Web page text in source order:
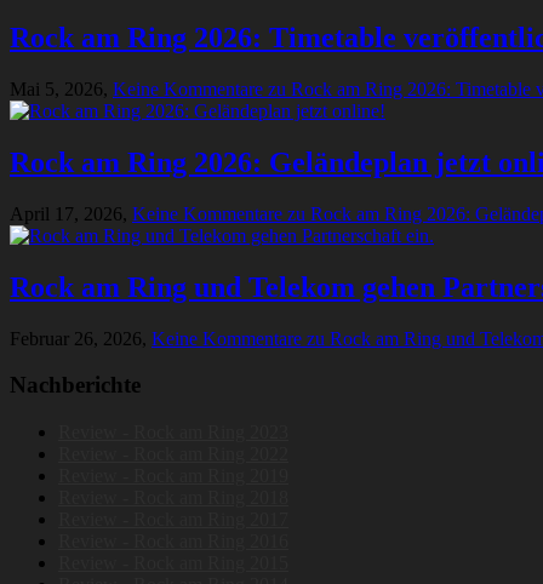
Rock am Ring 2026: Timetable
Mai 5, 2026, Keine Kommentare zu Rock am Ring 2026: Timetable
Rock am Ring 2026: Geländeplan jetzt
April 17, 2026, Keine Kommentare zu Rock am Ring 2026:
Rock am Ring und Telekom gehen
Februar 26, 2026, Keine Kommentare zu Rock am Ring und
Nachberichte